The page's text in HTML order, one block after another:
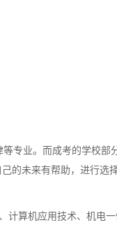
专业。而成考的学校部
的未来有帮助，进行选
计算机应用技术、机电